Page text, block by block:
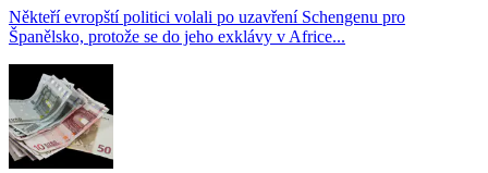
Někteří evropští politici volali po uzavření Schengenu pro
Španělsko, protože se do jeho exklávy v Africe...